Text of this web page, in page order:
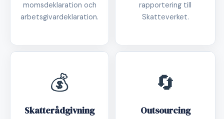
momsdeklaration och
arbetsgivardeklaration.
rapportering till
Skatteverket.
💰
Skatterådgivning
🔄
Outsourcing